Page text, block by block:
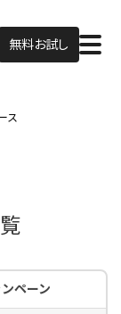
無料お試し
ス
ペーン